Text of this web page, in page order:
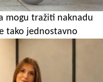
mogu tražiti naknadu
tako jednostavno